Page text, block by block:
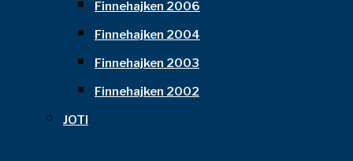
Finnehajken 2006
Finnehajken 2004
Finnehajken 2003
Finnehajken 2002
JOTI